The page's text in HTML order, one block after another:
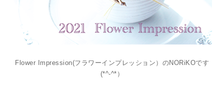
Flower Impression(フラワーインプレッション）のNORiKOです
(*^-^*）